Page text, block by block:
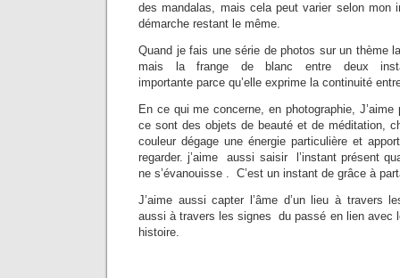
des mandalas, mais cela peut varier selon mon
démarche restant le même.
Quand je fais une série de photos sur un thème
mais la frange de blanc entre deux
importante parce qu’elle exprime la continuité
En ce qui me concerne, en photographie,
ce sont des objets de beauté et de méditation,
couleur dégage une énergie particulière et
regarder. j’aime aussi saisir l’instant présent
ne s’évanouisse . C’est un instant de grâce à
J’aime aussi capter l’âme d’un lieu à travers
aussi à travers les signes du passé en lien avec
histoire.